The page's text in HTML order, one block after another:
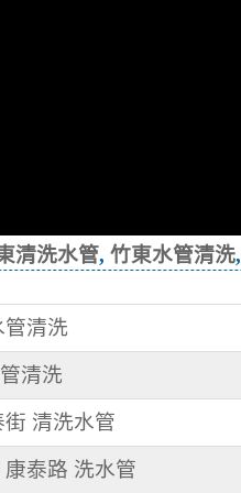
清洗水管, 竹東水管清洗,
管清洗
清洗
清洗水管
泰路 洗水管